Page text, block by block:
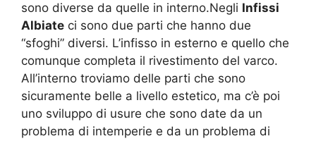
sono diverse da quelle in interno.Negli Infissi
Albiate ci sono due parti che hanno due
“sfoghi” diversi. L’infisso in esterno e quello che
comunque completa il rivestimento del varco.
All’interno troviamo delle parti che sono
sicuramente belle a livello estetico, ma c’è poi
uno sviluppo di usure che sono date da un
problema di intemperie e da un problema di